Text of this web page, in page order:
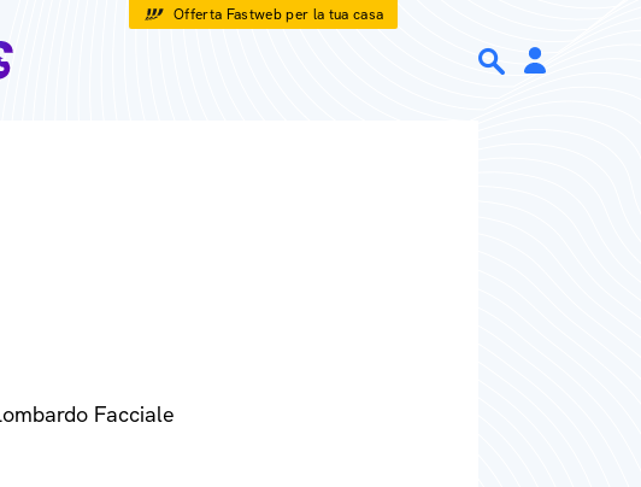
Offerta Fastweb per la tua casa
Facciale